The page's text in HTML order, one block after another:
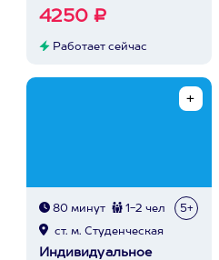
4250 ₽
Работает сейчас
80 минут 1-2 чел 5+
ст. м. Студенческая
Индивидуальное